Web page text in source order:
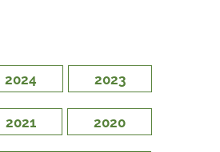
2024 2023
2021 2020